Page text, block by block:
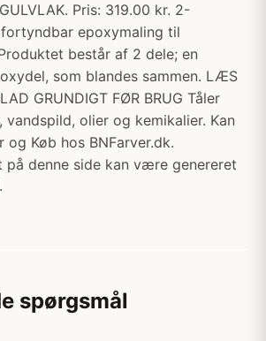
Pris: 319.00 kr. 2-
epoxymaling til
består af 2 dele; en
som blandes sammen. LÆS
GRUNDIGT FØR BRUG Tåler
vandspild, olier og kemikalier. Kan
og Køb hos BNFarver.dk.
på denne side kan være genereret
spørgsmål